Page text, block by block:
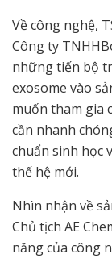
Về công nghệ,
Công ty
những tiến bộ
exosome vào
muốn tham gia
cần nhanh
chuẩn sinh học
thế hệ mới.
Nhìn nhận về
Chủ tịch AE
năng của công